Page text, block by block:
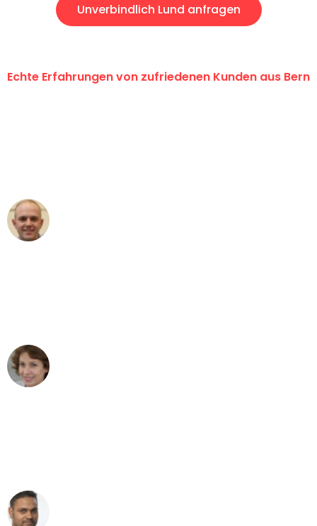
Unverbindlich Lund anfragen
Echte Erfahrungen von zufriedenen Kunden aus Bern